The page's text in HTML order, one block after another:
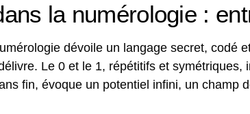
la numérologie :
dévoile un langage secret, codé
Le 0 et le 1, répétitifs et
fin, évoque un potentiel infini, un champ